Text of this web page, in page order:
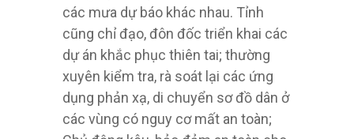
các mưa dự báo khác nhau. Tỉnh
cũng chỉ đạo, đôn đốc triển khai các
dự án khắc phục thiên tai; thường
xuyên kiểm tra, rà soát lại các ứng
dụng phản xạ, di chuyển sơ đồ dân ở
các vùng có nguy cơ mất an toàn;